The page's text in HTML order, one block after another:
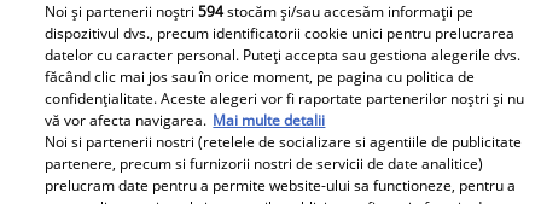
Noi și partenerii noștri594stocăm și/sau accesăm informații pe
dispozitivul dvs., precum identificatorii cookie unici pentru prelucrarea
datelor cu caracter personal. Puteți accepta sau gestiona alegerile dvs.
făcând clic mai jos sau în orice moment, pe pagina cu politica de
confidențialitate. Aceste alegeri vor fi raportate partenerilor noștri și nu
vă vor afecta navigarea. Mai multe detalii
Noi si partenerii nostri (retelele de socializare si agentiile de publicitate
partenere, precum si furnizorii nostri de servicii de date analitice)
prelucram date pentru a permite website-ului sa functioneze, pentru a